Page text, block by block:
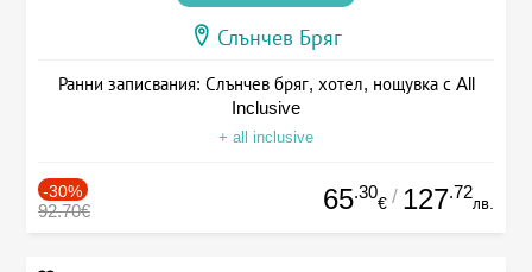
Слънчев Бряг
Ранни записвания: Слънчев бряг, хотел, нощувка с All
Inclusive
+ all inclusive
-30%
92.70€ 65.30
€ / 127.72
лв.